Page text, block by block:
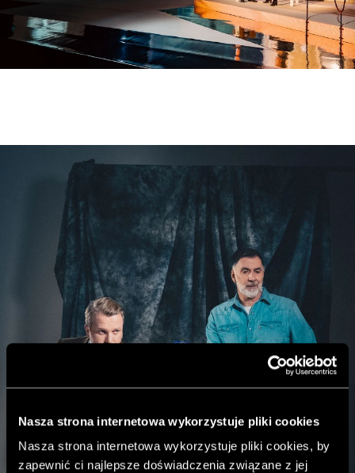
Nasza strona internetowa wykorzystuje pliki cookies
Nasza strona internetowa wykorzystuje pliki cookies, by
zapewnić ci najlepsze doświadczenia związane z jej